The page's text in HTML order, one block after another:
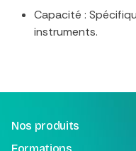
Capacité :
instruments.
Nos produits